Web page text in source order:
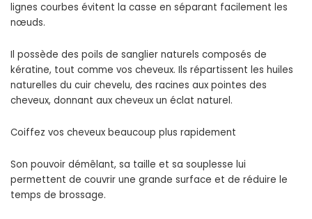
lignes courbes évitent la casse en séparant facilement les
nœuds.
Il possède des poils de sanglier naturels composés de
kératine, tout comme vos cheveux. Ils répartissent les huiles
naturelles du cuir chevelu, des racines aux pointes des
cheveux, donnant aux cheveux un éclat naturel.
Coiffez vos cheveux beaucoup plus rapidement
Son pouvoir démêlant, sa taille et sa souplesse lui
permettent de couvrir une grande surface et de réduire le
temps de brossage.